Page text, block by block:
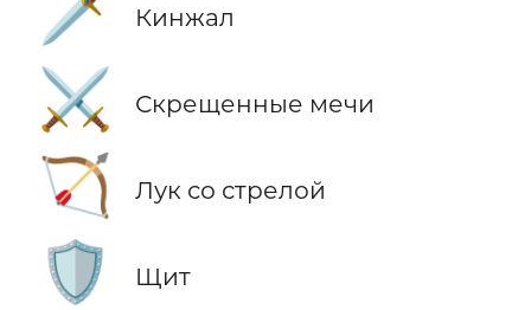
Кинжал
⚔️ Скрещенные мечи
🏹 Лук со стрелой
🛡️ Щит